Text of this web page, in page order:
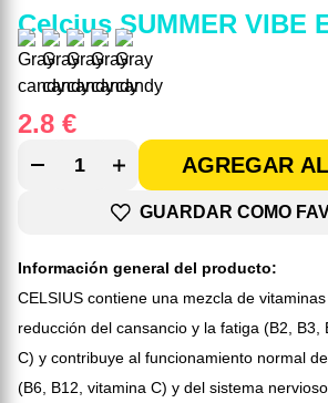
Celcius SUMMER VIBE
2.8 €
AGREGAR
GUARDAR COMO
Información general del producto:
CELSIUS contiene una mezcla de
reducción del cansancio y la fatiga (B2, B3,
C) y contribuye al funcionamiento normal
(B6, B12, vitamina C) y del sistema